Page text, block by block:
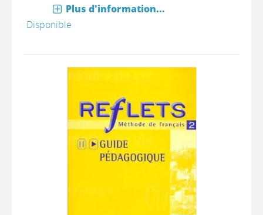
Plus d'information...
Disponible